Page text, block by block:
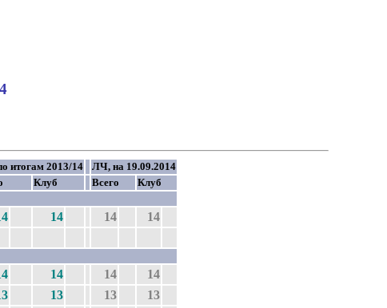
итогам 2013/14
ЛЧ, на 19.09.2014
Клуб Всего
Клуб
14 14
14
14 14
14
13 13
13